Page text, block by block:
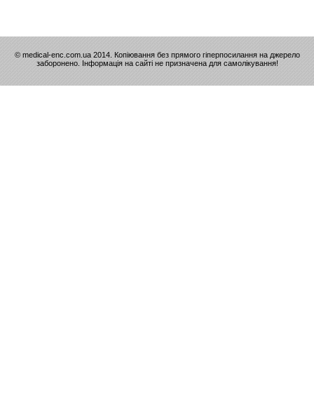
© medical-enc.com.ua 2014. Копіювання без прямого гіперпосилання на джерело
заборонено. Інформація на сайті не призначена для самолікування!